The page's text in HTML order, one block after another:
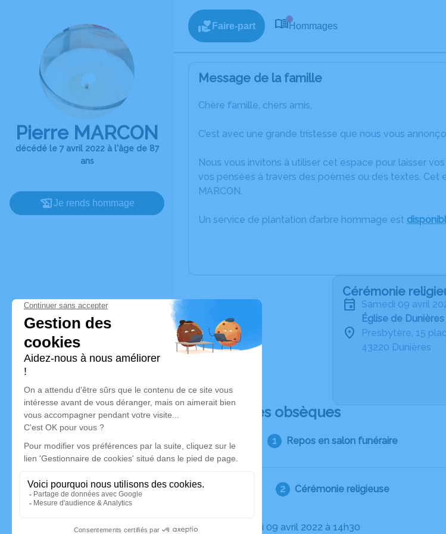
Pierre MARCON
décédé le 7 avril 2022 à l'âge de 87
ans
Je rends hommage
Faire-part Hommages
Message de la famille
Chère famille, chers amis,
C’est avec une grande tristesse que nous vous
Nous vous invitons à utiliser cet espace pour laisser
vos pensées à travers des poèmes ou des textes. Cet
MARCON.
Un service de plantation d’arbre hommage est
Cérémonie
samedi 09 avril
Église de Dunières
Presbytère, 15
43220 Dunières
Déroulé des obsèques
Repos en salon funéraire
Cérémonie religieuse
Le samedi 09 avril 2022 à 14h30